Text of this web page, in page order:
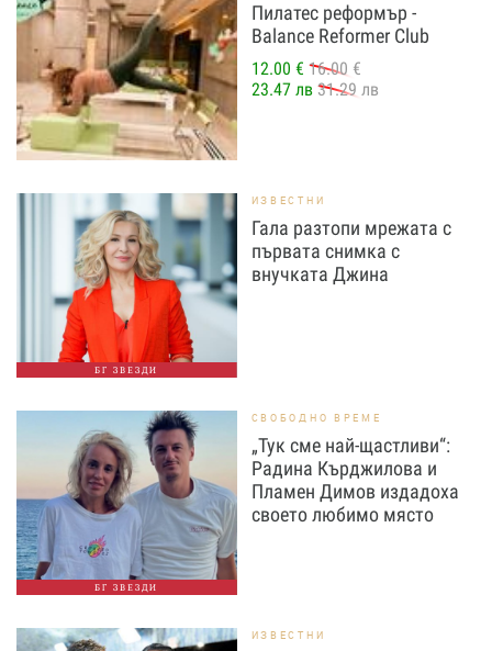
Пилатес реформър -
Balance Reformer Club
12.00 € 16.00 €
23.47 лв 31.29 лв
БГ ЗВЕЗДИ
ИЗВЕСТНИ
Гала разтопи мрежата с
първата снимка с
внучката Джина
БГ ЗВЕЗДИ
СВОБОДНО ВРЕМЕ
„Тук сме най-щастливи“:
Радина Кърджилова и
Пламен Димов издадоха
своето любимо място
ИЗВЕСТНИ